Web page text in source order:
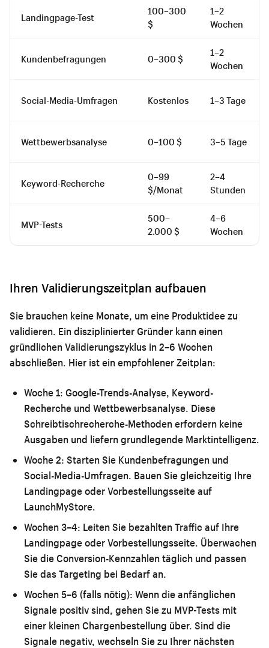
Landingpage-Test
100–300
$
1–2
Wochen
Kundenbefragungen 0–300 $
1–2
Wochen
Social-Media-Umfragen Kostenlos 1–3 Tage
Wettbewerbsanalyse 0–100 $ 3–5 Tage
Keyword-Recherche
0–99
$/Monat
2–4
Stunden
MVP-Tests
500–
2.000 $
4–6
Wochen
Ihren Validierungszeitplan aufbauen
Sie brauchen keine Monate, um eine Produktidee zu
validieren. Ein disziplinierter Gründer kann einen
gründlichen Validierungszyklus in 2–6 Wochen
abschließen. Hier ist ein empfohlener Zeitplan:
Woche 1: Google-Trends-Analyse, Keyword-
Recherche und Wettbewerbsanalyse. Diese
Schreibtischrecherche-Methoden erfordern keine
Ausgaben und liefern grundlegende Marktintelligenz.
Woche 2: Starten Sie Kundenbefragungen und
Social-Media-Umfragen. Bauen Sie gleichzeitig Ihre
Landingpage oder Vorbestellungsseite auf
LaunchMyStore.
Wochen 3–4: Leiten Sie bezahlten Traffic auf Ihre
Landingpage oder Vorbestellungsseite. Überwachen
Sie die Conversion-Kennzahlen täglich und passen
Sie das Targeting bei Bedarf an.
Wochen 5–6 (falls nötig): Wenn die anfänglichen
Signale positiv sind, gehen Sie zu MVP-Tests mit
einer kleinen Chargenbestellung über. Sind die
Signale negativ, wechseln Sie zu Ihrer nächsten